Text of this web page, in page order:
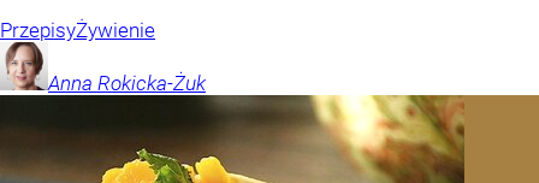
PrzepisyŻywienie
Anna Rokicka-Żuk